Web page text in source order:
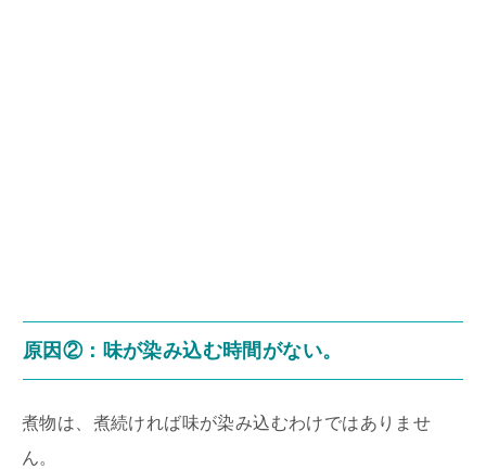
原因②：味が染み込む時間がない。
煮物は、煮続ければ味が染み込むわけではありませ
ん。